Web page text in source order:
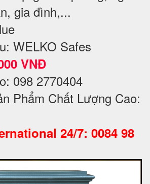
gia đình,...
WELKO Safes
VNĐ
098 2770404
Phẩm Chất Lượng Cao:
24/7: 0084 98